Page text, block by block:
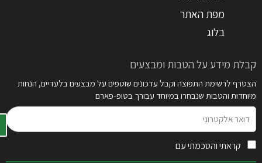
מפת האתר
בלוג
קבלת מידע על הטבות ומבצעים
הצטרף לרשימת התפוצה וקבל עדכונים שוטפים על מבצעים בלעדיים, הנחות
מיוחדות והטבות שנבחרו במיוחד עבורך בטופ-פארם
אלקטרוני
קראתי והסכמתי עם